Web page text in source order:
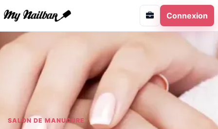
Connexion
SALON DE MANUCURE